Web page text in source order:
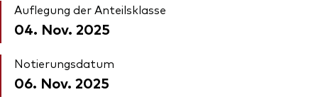
Auflegung der Anteilsklasse
04. Nov. 2025
Notierungsdatum
06. Nov. 2025